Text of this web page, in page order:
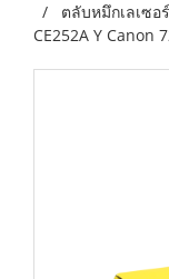
ตลับหมึกเลเซ
CE252A Y Canon